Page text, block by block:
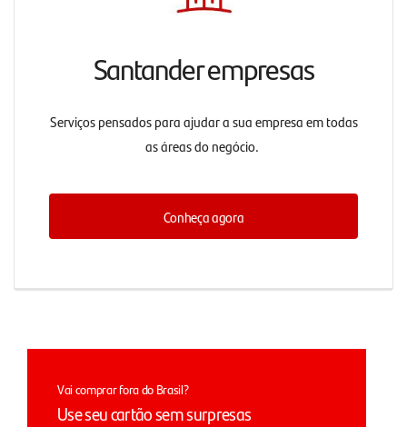
Santander empresas
Serviços pensados para ajudar a sua empresa em todas
as áreas do negócio.
Conheça agora
Vai comprar fora do Brasil?
Use seu cartão sem surpresas